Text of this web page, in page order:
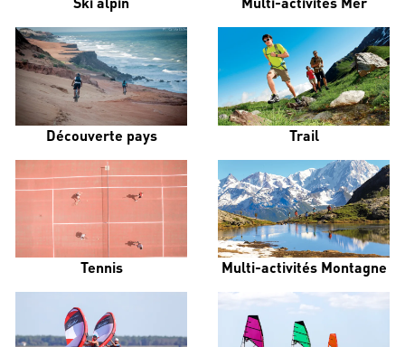
Découverte pays Trail
Tennis Multi-activités Montagne